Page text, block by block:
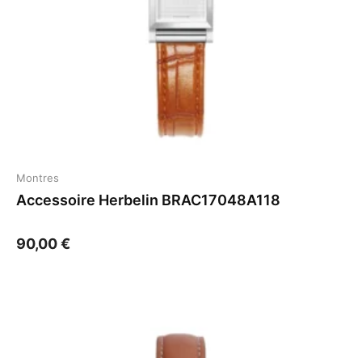
Montres
Accessoire Herbelin BRAC17048A118
90,00€